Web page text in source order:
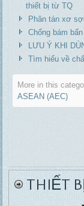
thiết bị từ TQ
Phân tán xơ
Chống bám
LƯU Ý KHI
Tìm hiểu về
More in this
ASEAN (AEC)
THIẾT